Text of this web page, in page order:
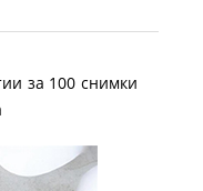
за 100 снимки